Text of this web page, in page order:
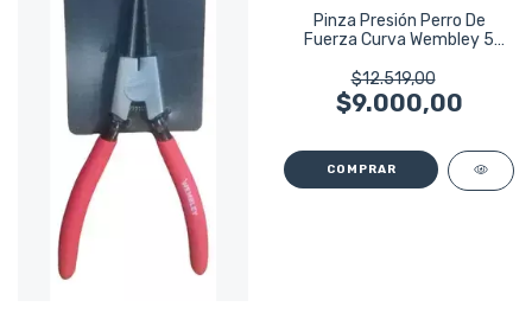
Pinza Presión Perro De
Fuerza Curva Wembley 5
$12.519,00
$9.000,00